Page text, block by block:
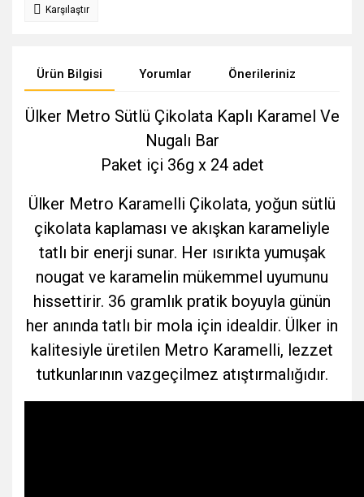
Karşılaştır
Ürün Bilgisi Yorumlar Önerileriniz
Ülker Metro Sütlü Çikolata Kaplı Karamel Ve
Nugalı Bar
Paket içi 36g x 24 adet
Ülker Metro Karamelli Çikolata, yoğun sütlü
çikolata kaplaması ve akışkan karameliyle
tatlı bir enerji sunar. Her ısırıkta yumuşak
nougat ve karamelin mükemmel uyumunu
hissettirir. 36 gramlık pratik boyuyla günün
her anında tatlı bir mola için idealdir. Ülker in
kalitesiyle üretilen Metro Karamelli, lezzet
tutkunlarının vazgeçilmez atıştırmalığıdır.